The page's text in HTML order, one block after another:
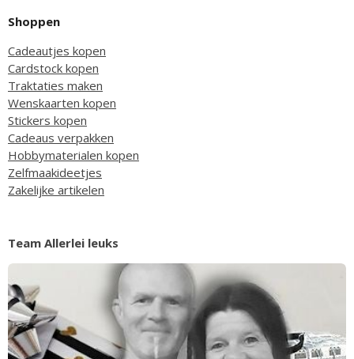
Shoppen
Cadeautjes kopen
Cardstock kopen
Traktaties maken
Wenskaarten kopen
Stickers kopen
Cadeaus verpakken
Hobbymaterialen kopen
Zelfmaakideetjes
Zakelijke artikelen
Team Allerlei leuks